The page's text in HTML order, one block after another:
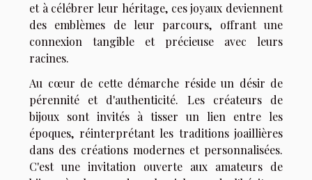
et à célébrer leur héritage, ces joyaux deviennent
des emblèmes de leur parcours, offrant une
connexion tangible et précieuse avec leurs
racines.
Au cœur de cette démarche réside un désir de
pérennité et d'authenticité. Les créateurs de
bijoux sont invités à tisser un lien entre les
époques, réinterprétant les traditions joaillières
dans des créations modernes et personnalisées.
C'est une invitation ouverte aux amateurs de